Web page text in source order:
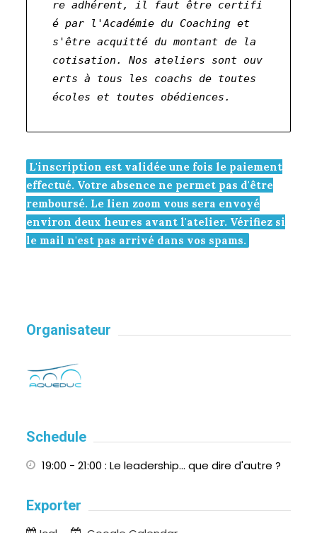
re adhérent, il faut être certifi
é par l'Académie du Coaching et
s'être acquitté du montant de la
cotisation. Nos ateliers sont ouv
erts à tous les coachs de toutes
écoles et toutes obédiences.
L'inscription est validée une fois le paiement
effectué. Votre absence ne permet pas d'être
remboursé. Le lien zoom vous sera envoyé
environ deux heures avant l'atelier. Vérifiez si
le mail n'est pas arrivé dans vos spams.
Organisateur
Schedule
19:00 - 21:00 : Le leadership... que dire d'autre ?
Exporter